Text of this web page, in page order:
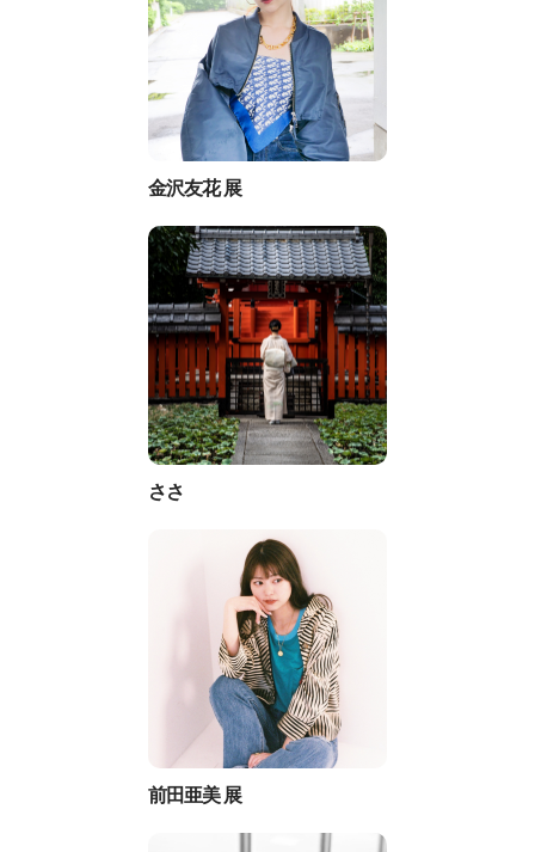
金沢友花 展
ささ
前田亜美 展